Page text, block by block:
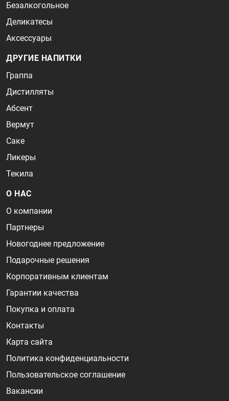
Безалкогольное
Деликатесы
Аксессуары
ДРУГИЕ НАПИТКИ
Граппа
Дистилляты
Абсент
Вермут
Саке
Ликеры
Текила
О НАС
О компании
Партнеры
Новогоднее предложение
Подарочные решения
Корпоративным клиентам
Гарантии качества
Покупка и оплата
Контакты
Карта сайта
Политика конфиденциальности
Пользовательское соглашение
Вакансии